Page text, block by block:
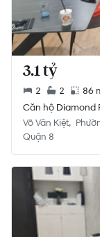
3.1 tỷ
2 2
86
Căn hộ Diamond
Võ Văn Kiệt
Quận 8